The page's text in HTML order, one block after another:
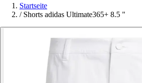
Startseite
/ Shorts adidas Ultimate365+ 8.5 "